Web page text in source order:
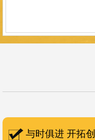
与时俱进 开拓